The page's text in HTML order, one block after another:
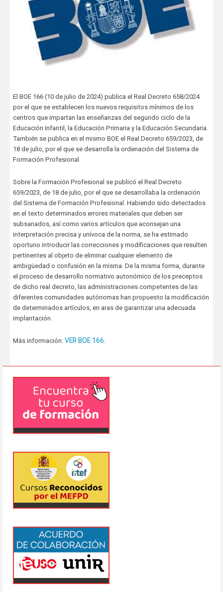
El BOE 166 (10 de julio de 2024) publica el Real Decreto 658/2024
por el que se establecen los nuevos requisitos mínimos de los
centros que impartan las enseñanzas del segundo ciclo de la
Educación Infantil, la Educación Primaria y la Educación Secundaria.
También se publica en el mismo BOE el Real Decreto 659/2023, de
18 de julio, por el que se desarrolla la ordenación del Sistema de
Formación Profesional.
Sobre la Formación Profesional se publicó el Real Decreto
659/2023, de 18 de julio, por el que se desarrollaba la ordenación
del Sistema de Formación Profesional. Habiendo sido detectados
en el texto determinados errores materiales que deben ser
subsanados, así como varios artículos que aconsejan una
interpretación precisa y unívoca de la norma, se ha estimado
oportuno introducir las correcciones y modificaciones que resulten
pertinentes al objeto de eliminar cualquier elemento de
ambigüedad o confusión en la misma. De la misma forma, durante
el proceso de desarrollo normativo autonómico de los preceptos
de dicho real decreto, las administraciones competentes de las
diferentes comunidades autónomas han propuesto la modificación
de determinados artículos, en aras de garantizar una adecuada
implantación.
Más información: VER BOE 166.